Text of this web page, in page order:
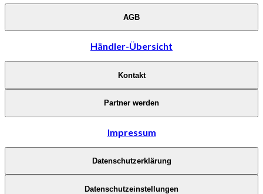
AGB
Händler-Übersicht
Kontakt
Partner werden
Impressum
Datenschutzerklärung
Datenschutzeinstellungen